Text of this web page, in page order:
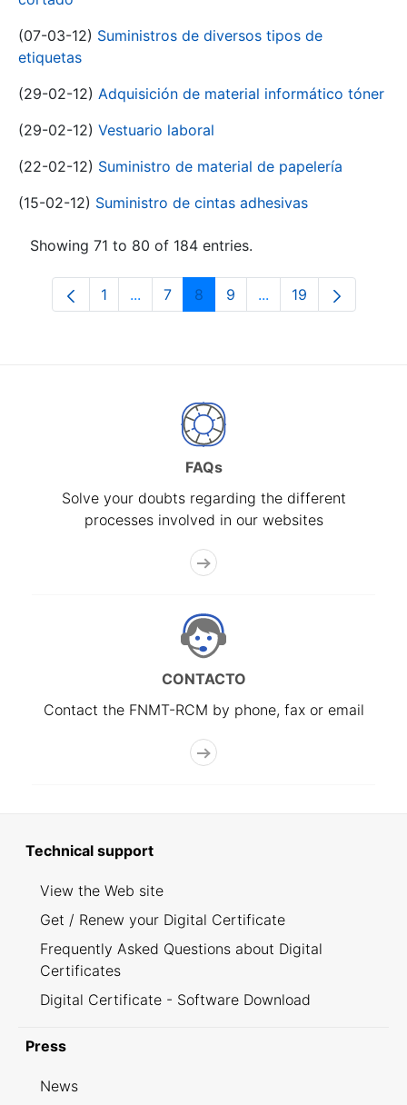
(07-03-12) Suministros de diversos tipos de
etiquetas
(29-02-12) Adquisición de material informático tóner
(29-02-12) Vestuario laboral
(22-02-12) Suministro de material de papelería
(15-02-12) Suministro de cintas adhesivas
Showing 71 to 80 of 184 entries.
Page
1 ...Intermediate Pages Use TAB to
Page
7 Page
8 Page
9 ...Intermediate Pages
Page
19
FAQs
Solve your doubts regarding the different
processes involved in our websites
CONTACTO
Contact the FNMT-RCM by phone, fax or email
Technical support
View the Web site
Get / Renew your Digital Certificate
Frequently Asked Questions about Digital
Certificates
Digital Certificate - Software Download
Press
News